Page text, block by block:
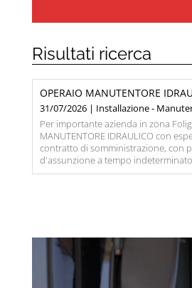
Risultati ricerca
OPERAIO MANUTENTORE
31/07/2026 | Installazione -
Per importante azienda in zona
MANUTENTORE IDRAULICO con
contratto di somministrazione, con
d'assunzione a tempo indeterminato